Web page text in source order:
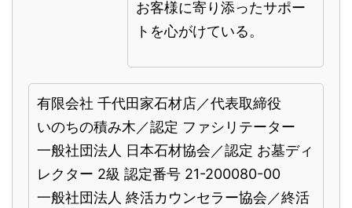
お客様に寄り添ったサポー
トを心がけている。
有限会社 千代田家石材店／代表取締役
いのちの積み木／認定 ファシリテーター
一般社団法人 日本石材協会／認定 お墓ディ
レクター 2級 認定番号 21-200080-00
一般社団法人 終活カウンセラー協会／終活